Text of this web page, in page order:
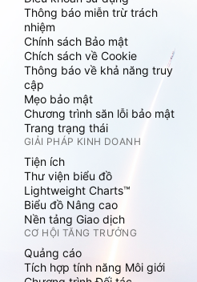
Thông báo miễn trừ trách
nhiệm
Chính sách Bảo mật
Chích sách về Cookie
Thông báo về khả năng truy
cập
Mẹo bảo mật
Chương trình săn lỗi bảo mật
Trang trạng thái
GIẢI PHÁP KINH DOANH
Tiện ích
Thư viện biểu đồ
Lightweight Charts™
Biểu đồ Nâng cao
Nền tảng Giao dịch
CƠ HỘI TĂNG TRƯỞNG
Quảng cáo
Tích hợp tính năng Môi giới